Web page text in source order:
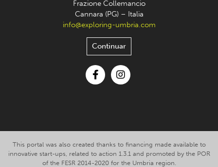
Frazione Collemancio
Cannara (PG) – Italia
info@exploring-umbria.com
Continuar
This portal was also created thanks to financing made available to
innovative start-ups, related to action 1.3.1 and promoted by the POR
of the FESR 2014-2020 for the Umbria region.